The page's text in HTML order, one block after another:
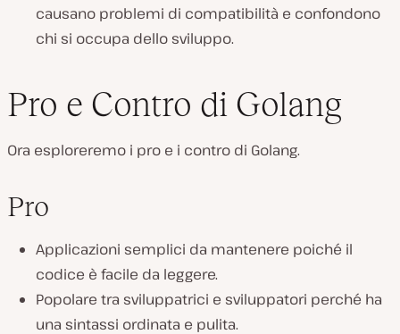
causano problemi di compatibilità e confondono
chi si occupa dello sviluppo.
Pro e Contro di Golang
Ora esploreremo i pro e i contro di Golang.
Pro
Applicazioni semplici da mantenere poiché il
codice è facile da leggere.
Popolare tra sviluppatrici e sviluppatori perché ha
una sintassi ordinata e pulita.